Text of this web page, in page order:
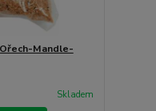
Ořech-Mandle-
Skladem